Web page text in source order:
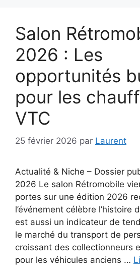
Salon
2026 : Les
opportunités
pour les
VTC
25 février 2026 par Laurent
Actualité & Niche – Dossier
2026 Le salon Rétromobile
portes sur une édition 2026
l’événement célèbre l’histoire
est aussi un indicateur de
le marché du transport de
croissant des collectionneurs
pour les véhicules anciens …